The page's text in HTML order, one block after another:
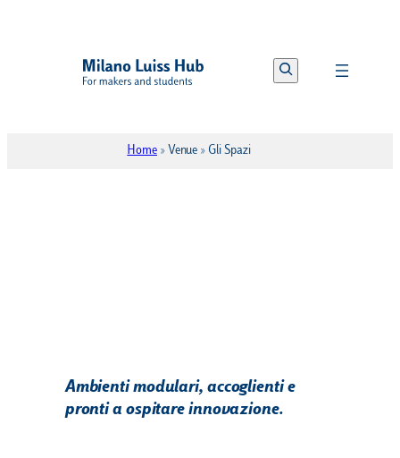
Search
Home » Venue » Gli Spazi
Ambienti modulari, accoglienti e
pronti a ospitare innovazione.